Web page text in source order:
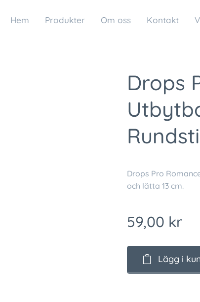
Hem Produkter Om oss Kontakt
Drops
Drops Pro
och lätta 13 cm.
59,00 kr
Lägg i